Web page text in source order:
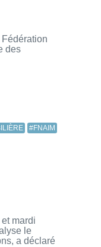
des
#FNAIM
mardi
le
a déclaré